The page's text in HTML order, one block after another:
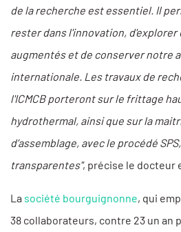
de la recherche est essentiel. Il
rester dans l'innovation, d'explorer
augmentés et de conserver notre
internationale. Les travaux de
l'ICMCB porteront sur le frittage
hydrothermal, ainsi que sur la
d’assemblage, avec le procédé
transparentes", précise le docteur
La société bourguignonne, qui
38 collaborateurs, contre 23 un an